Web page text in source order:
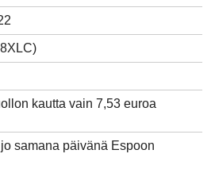
kautta vain 7,53 euroa
samana päivänä Espoon